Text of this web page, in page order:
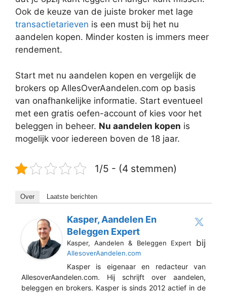
Ook de keuze van de juiste broker met lage
transactietarieven is een must bij het nu
aandelen kopen. Minder kosten is immers meer
rendement.
Start met nu aandelen kopen en vergelijk de
brokers op AllesOverAandelen.com op basis
van onafhankelijke informatie. Start eventueel
met een gratis oefen-account of kies voor het
beleggen in beheer. Nu aandelen kopen is
mogelijk voor iedereen boven de 18 jaar.
1/5 - (4 stemmen)
Over Laatste berichten
Kasper, Aandelen En
Beleggen Expert
Kasper, Aandelen & Beleggen Expert bij
AllesoverAandelen.com
Kasper is eigenaar en redacteur van
AllesoverAandelen.com. Hij schrijft over aandelen,
beleggen en brokers. Kasper is sinds 2012 actief in de